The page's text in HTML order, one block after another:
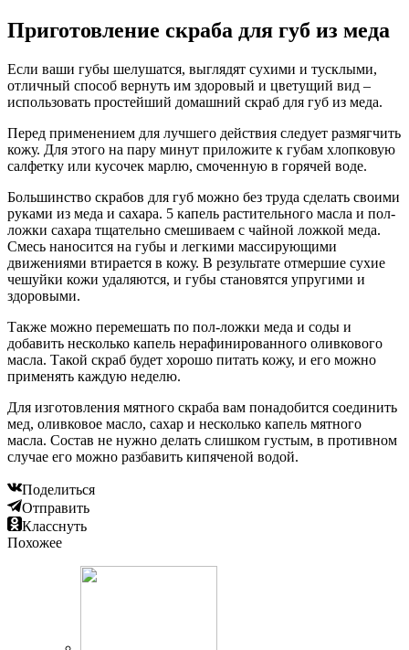
Приготовление скраба для губ из меда
Если ваши губы шелушатся, выглядят сухими и тусклыми,
отличный способ вернуть им здоровый и цветущий вид –
использовать простейший домашний скраб для губ из меда.
Перед применением для лучшего действия следует размягчить
кожу. Для этого на пару минут приложите к губам хлопковую
салфетку или кусочек марлю, смоченную в горячей воде.
Большинство скрабов для губ можно без труда сделать своими
руками из меда и сахара. 5 капель растительного масла и пол-
ложки сахара тщательно смешиваем с чайной ложкой меда.
Смесь наносится на губы и легкими массирующими
движениями втирается в кожу. В результате отмершие сухие
чешуйки кожи удаляются, и губы становятся упругими и
здоровыми.
Также можно перемешать по пол-ложки меда и соды и
добавить несколько капель нерафинированного оливкового
масла. Такой скраб будет хорошо питать кожу, и его можно
применять каждую неделю.
Для изготовления мятного скраба вам понадобится соединить
мед, оливковое масло, сахар и несколько капель мятного
масла. Состав не нужно делать слишком густым, в противном
случае его можно разбавить кипяченой водой.
Поделиться
Отправить
Класснуть
Похожее